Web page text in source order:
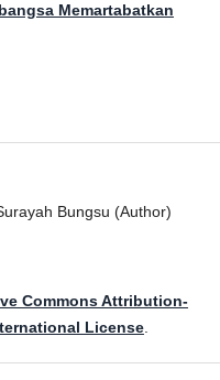
Memartabatkan
Bungsu (Author)
Commons Attribution-
License.